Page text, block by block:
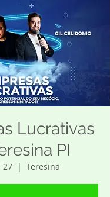
Lucrativas
PI
27
  |
Teresina